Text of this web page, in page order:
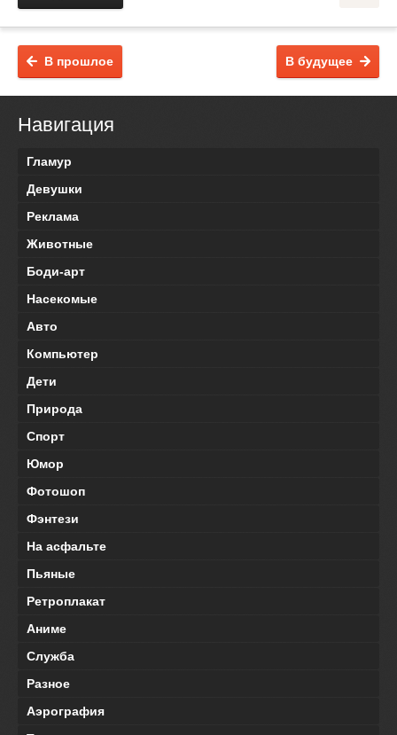
В будущее
В прошлое
Навигация
Гламур
Девушки
Реклама
Животные
Боди-арт
Насекомые
Авто
Компьютер
Дети
Природа
Спорт
Юмор
Фотошоп
Фэнтези
На асфальте
Пьяные
Ретроплакат
Аниме
Служба
Разное
Аэрография